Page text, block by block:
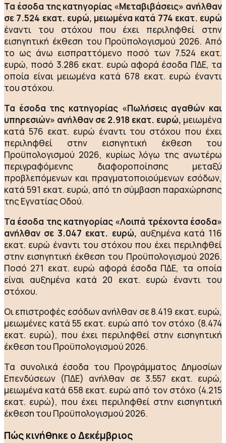
Τα έσοδα της κατηγορίας «Μεταβιβάσεις» ανήλθαν
σε 7.524 εκατ. ευρώ, μειωμένα κατά 774 εκατ. ευρώ
έναντι του στόχου που έχει περιληφθεί στην
εισηγητική έκθεση του Προϋπολογισμού 2026. Από
το ως άνω εισπραττόμενο ποσό των 7.524 εκατ.
ευρώ, ποσό 3.286 εκατ. ευρώ αφορά έσοδα ΠΔΕ, τα
οποία είναι μειωμένα κατά 678 εκατ. ευρώ έναντι
του στόχου.
Τα έσοδα της κατηγορίας «Πωλήσεις αγαθών και
υπηρεσιών» ανήλθαν σε 2.918 εκατ. ευρώ, μειωμένα
κατά 576 εκατ. ευρώ έναντι του στόχου που έχει
περιληφθεί στην εισηγητική έκθεση του
Προϋπολογισμού 2026, κυρίως λόγω της ανωτέρω
περιγραφόμενης διαφοροποίησης μεταξύ
προβλεπόμενων και πραγματοποιούμενων εσόδων,
κατά 591 εκατ. ευρώ, από τη σύμβαση παραχώρησης
της Εγνατίας Οδού.
Τα έσοδα της κατηγορίας «Λοιπά τρέχοντα έσοδα»
ανήλθαν σε 3.047 εκατ. ευρώ, αυξημένα κατά 116
εκατ. ευρώ έναντι του στόχου που έχει περιληφθεί
στην εισηγητική έκθεση του Προϋπολογισμού 2026.
Ποσό 271 εκατ. ευρώ αφορά έσοδα ΠΔΕ, τα οποία
είναι αυξημένα κατά 20 εκατ. ευρώ έναντι του
στόχου.
Οι επιστροφές εσόδων ανήλθαν σε 8.419 εκατ. ευρώ,
μειωμένες κατά 55 εκατ. ευρώ από τον στόχο (8.474
εκατ. ευρώ), που έχει περιληφθεί στην εισηγητική
έκθεση του Προϋπολογισμού 2026.
Τα συνολικά έσοδα του Προγράμματος Δημοσίων
Επενδύσεων (ΠΔΕ) ανήλθαν σε 3.557 εκατ. ευρώ,
μειωμένα κατά 658 εκατ. ευρώ από τον στόχο (4.215
εκατ. ευρώ), που έχει περιληφθεί στην εισηγητική
έκθεση του Προϋπολογισμού 2026.
Πώς κινήθηκε ο Δεκέμβριος